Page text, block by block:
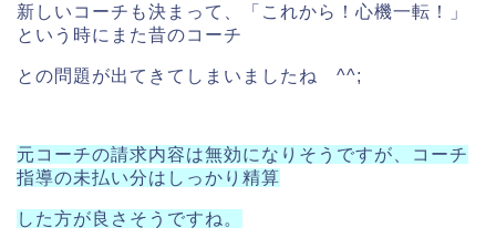
新しいコーチも決まって、「これから！心機一転！」
という時にまた昔のコーチ
との問題が出てきてしまいましたね ^^;
元コーチの請求内容は無効になりそうですが、コーチ
指導の未払い分はしっかり精算
した方が良さそうですね。